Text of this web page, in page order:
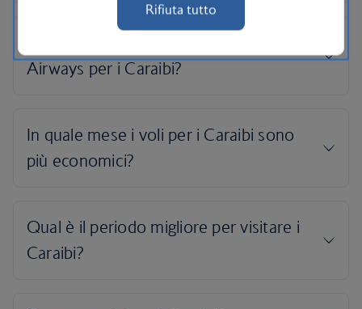
Rifiuta tutto